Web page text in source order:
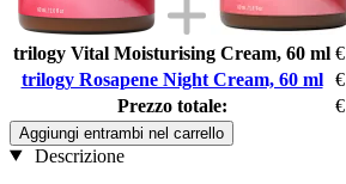
trilogy Vital Moisturising Cream, 60 ml
trilogy Rosapene Night Cream, 60 ml
Prezzo totale:
Aggiungi entrambi nel carrello
Descrizione